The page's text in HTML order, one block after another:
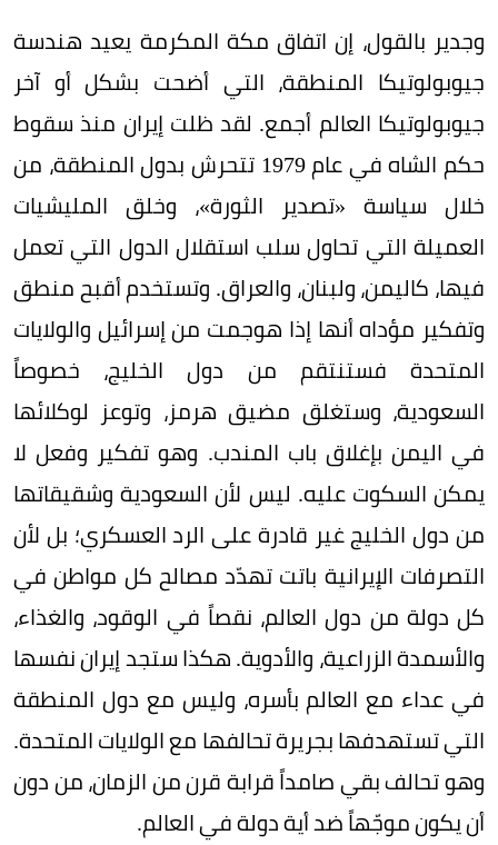
وجدير بالقول، إن اتفاق مكة المكرمة يعيد هندسة
جيوبولوتيكا المنطقة، التي أضحت بشكل أو آخر
جيوبولوتيكا العالم أجمع. لقد ظلت إيران منذ سقوط
حكم الشاه في عام 1979 تتحرش بدول المنطقة، من
خلال سياسة «تصدير الثورة»، وخلق المليشيات
العميلة التي تحاول سلب استقلال الدول التي تعمل
فيها، كاليمن، ولبنان، والعراق. وتستخدم أقبح منطق
وتفكير مؤداه أنها إذا هوجمت من إسرائيل والولايات
المتحدة فستنتقم من دول الخليج، خصوصاً
السعودية، وستغلق مضيق هرمز، وتوعز لوكلائها
في اليمن بإغلاق باب المندب. وهو تفكير وفعل لا
يمكن السكوت عليه. ليس لأن السعودية وشقيقاتها
من دول الخليج غير قادرة على الرد العسكري؛ بل لأن
التصرفات الإيرانية باتت تهدّد مصالح كل مواطن في
كل دولة من دول العالم، نقصاً في الوقود، والغذاء،
والأسمدة الزراعية، والأدوية. هكذا ستجد إيران نفسها
في عداء مع العالم بأسره، وليس مع دول المنطقة
التي تستهدفها بجريرة تحالفها مع الولايات المتحدة.
وهو تحالف بقي صامداً قرابة قرن من الزمان، من دون
أن يكون موجّهاً ضد أية دولة في العالم.